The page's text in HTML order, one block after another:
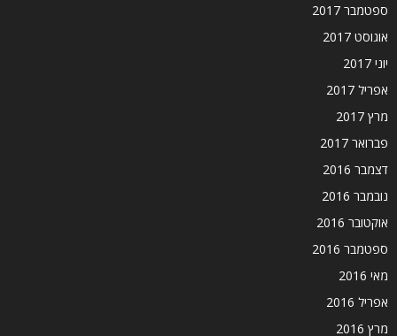
ספטמבר 2017
אוגוסט 2017
יוני 2017
אפריל 2017
מרץ 2017
פברואר 2017
דצמבר 2016
נובמבר 2016
אוקטובר 2016
ספטמבר 2016
מאי 2016
אפריל 2016
מרץ 2016